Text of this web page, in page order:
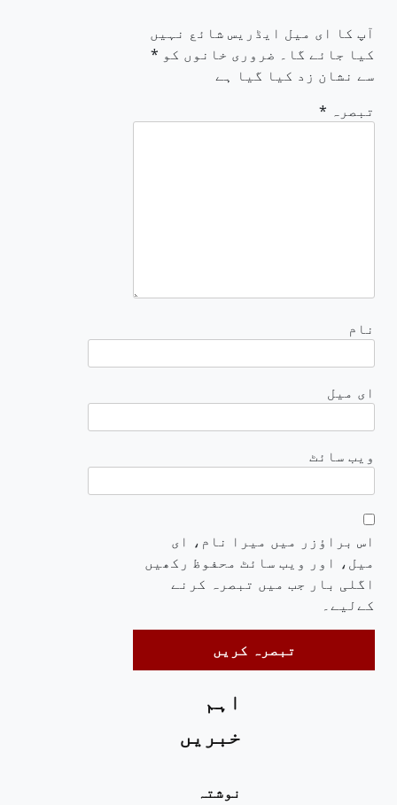
آپ کا ای میل ایڈریس شائع نہیں
کیا جائے گا۔ ضروری خانوں کو *
سے نشان زد کیا گیا ہے
تبصرہ *
نام
ای میل
ویب‌ سائٹ
اس براؤزر میں میرا نام، ای
میل، اور ویب سائٹ محفوظ رکھیں
اگلی بار جب میں تبصرہ کرنے
کےلیے۔
اہم
خبریں
نوشتہ